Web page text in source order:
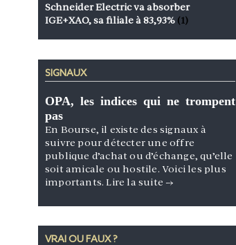
Schneider Electric va absorber
IGE+XAO, sa filiale à 83,93% (1)
SIGNAUX
OPA, les indices qui ne trompent
pas
En Bourse, il existe des signaux à
suivre pour détecter une offre
publique d’achat ou d’échange, qu’elle
soit amicale ou hostile. Voici les plus
importants.Lire la suite →
VRAI OU FAUX ?